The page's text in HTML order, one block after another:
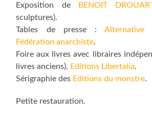
Exposition de BENOIT
sculptures).
Tables de presse : Alternative
Fédération anarchiste.
Foire aux livres avec libraires
livres anciens), Editions Libertalia.
Sérigraphie des Editions du monstre.
Petite restauration.